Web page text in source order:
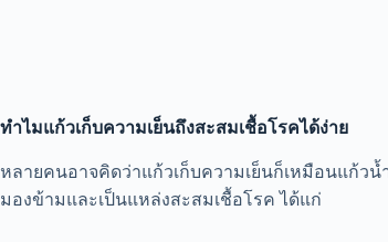
ทำไมแก้วเก็บความเย็นถึงสะสมเชื้อโรคได้ง่าย
หลายคนอาจคิดว่าแก้วเก็บความเย็นก็เหมือนแก้ว
มองข้ามและเป็นแหล่งสะสมเชื้อโรค ได้แก่